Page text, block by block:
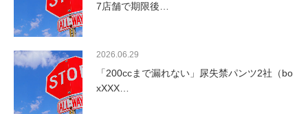
7店舗で期限後…
2026.06.29
「200ccまで漏れない」尿失禁パンツ2社（bo
xXXX…